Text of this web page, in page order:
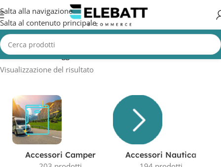
Salta alla navigazione
Salta al contenuto principale
Home/Prodotti taggati “batteria AGM 85Ah”
Visualizzazione del risultato
Accessori Camper
Accessori Nautica